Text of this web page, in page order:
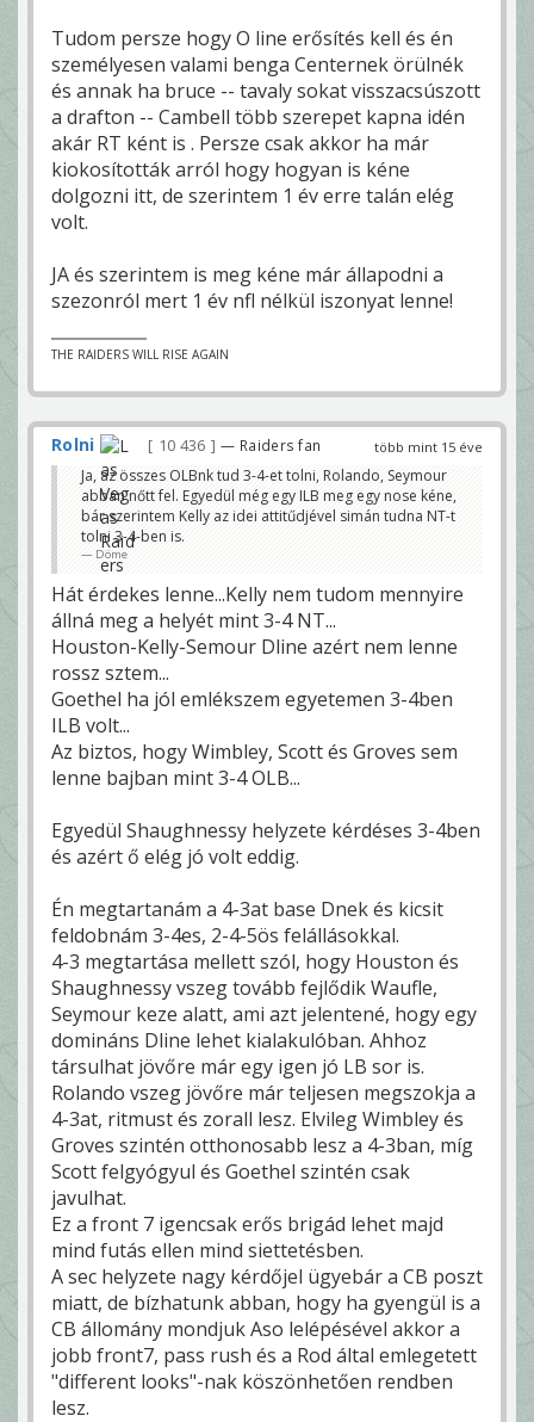
Tudom persze hogy O line erősítés kell és én
személyesen valami benga Centernek örülnék
és annak ha bruce -- tavaly sokat visszacsúszott
a drafton -- Cambell több szerepet kapna idén
akár RT ként is . Persze csak akkor ha már
kiokosították arról hogy hogyan is kéne
dolgozni itt, de szerintem 1 év erre talán elég
volt.
JA és szerintem is meg kéne már állapodni a
szezonról mert 1 év nfl nélkül iszonyat lenne!
THE RAIDERS WILL RISE AGAIN
több mint 15 éve
Rolni 10 436 — Raiders fan
Ja, az összes OLBnk tud 3-4-et tolni, Rolando, Seymour
abban nőtt fel. Egyedül még egy ILB meg egy nose kéne,
bár szerintem Kelly az idei attitűdjével simán tudna NT-t
tolni 3-4-ben is.
Döme
Hát érdekes lenne...Kelly nem tudom mennyire
állná meg a helyét mint 3-4 NT...
Houston-Kelly-Semour Dline azért nem lenne
rossz sztem...
Goethel ha jól emlékszem egyetemen 3-4ben
ILB volt...
Az biztos, hogy Wimbley, Scott és Groves sem
lenne bajban mint 3-4 OLB...
Egyedül Shaughnessy helyzete kérdéses 3-4ben
és azért ő elég jó volt eddig.
Én megtartanám a 4-3at base Dnek és kicsit
feldobnám 3-4es, 2-4-5ös felállásokkal.
4-3 megtartása mellett szól, hogy Houston és
Shaughnessy vszeg tovább fejlődik Waufle,
Seymour keze alatt, ami azt jelentené, hogy egy
domináns Dline lehet kialakulóban. Ahhoz
társulhat jövőre már egy igen jó LB sor is.
Rolando vszeg jövőre már teljesen megszokja a
4-3at, ritmust és zorall lesz. Elvileg Wimbley és
Groves szintén otthonosabb lesz a 4-3ban, míg
Scott felgyógyul és Goethel szintén csak
javulhat.
Ez a front 7 igencsak erős brigád lehet majd
mind futás ellen mind siettetésben.
A sec helyzete nagy kérdőjel ügyebár a CB poszt
miatt, de bízhatunk abban, hogy ha gyengül is a
CB állomány mondjuk Aso lelépésével akkor a
jobb front7, pass rush és a Rod által emlegetett
"different looks"-nak köszönhetően rendben
lesz.